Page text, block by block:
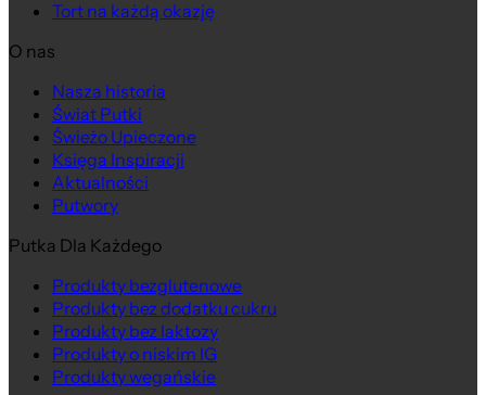
Tort na każdą okazję
O nas
Nasza historia
Świat Putki
Świeżo Upieczone
Księga Inspiracji
Aktualności
Putwory
Putka Dla Każdego
Produkty bezglutenowe
Produkty bez dodatku cukru
Produkty bez laktozy
Produkty o niskim IG
Produkty wegańskie